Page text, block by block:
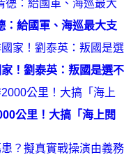
：給國軍、海巡最大支
！劉泰英：叛國是選不
公里！大搞「海上閱